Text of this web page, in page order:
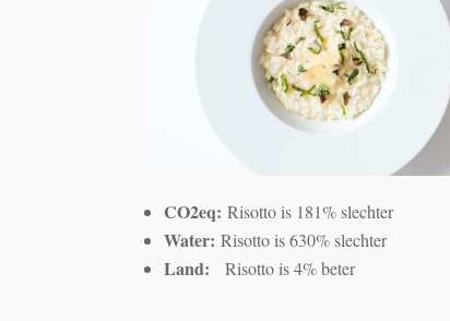
CO2eq:Risotto is 181% slechter
Water:Risotto is 630% slechter
Land:Risotto is 4% beter